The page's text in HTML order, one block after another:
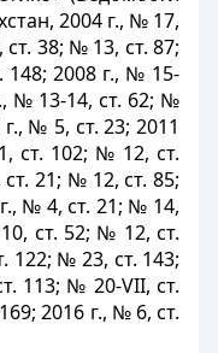
2004 г., № 17,
38; № 13, ст. 87;
148; 2008 г., № 15-
№ 13-14, ст. 62; №
№ 5, ст. 23; 2011
ст. 102; № 12, ст.
21; № 12, ст. 85;
№ 4, ст. 21; № 14,
ст. 52; № 12, ст.
122; № 23, ст. 143;
113; № 20-VII, ст.
2016 г., № 6, ст.